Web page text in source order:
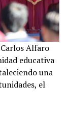
Alfaro
educativa
una
el